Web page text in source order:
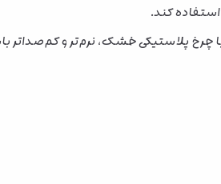
کند.
پلاستیکی خشک، نرم‌تر و کم‌صداتر